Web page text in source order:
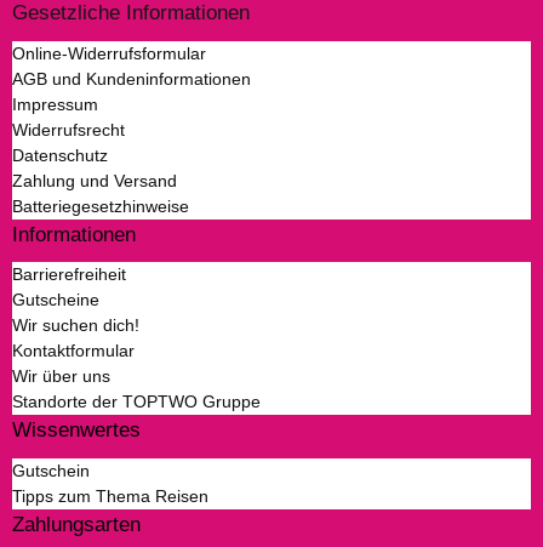
Gesetzliche Informationen
Online-Widerrufsformular
AGB und Kundeninformationen
Impressum
Widerrufsrecht
Datenschutz
Zahlung und Versand
Batteriegesetzhinweise
Informationen
Barrierefreiheit
Gutscheine
Wir suchen dich!
Kontaktformular
Wir über uns
Standorte der TOPTWO Gruppe
Wissenwertes
Gutschein
Tipps zum Thema Reisen
Zahlungsarten